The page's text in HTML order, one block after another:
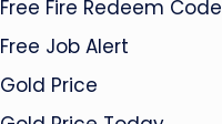
Free Fire Redeem Code
Free Job Alert
Gold Price